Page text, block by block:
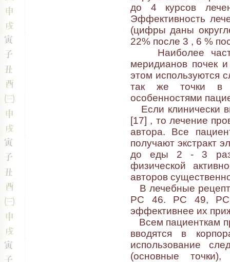
до 4 курсов
Эффективность
(цифры даны
22% после 3 , 6 %
Наиболее часто
меридианов почек
этом используются
так же точки в
особенностями
Если клинически
[17] , то лечение
автора. Все
получают экстракт
до еды 2 - 3
физической
авторов
В лечебные
PC 46. PC 49, PC
эффективнее их
Всем пациенткам
вводятся в
использование
(основные